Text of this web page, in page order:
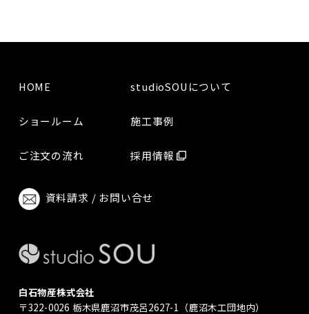
HOME studioSOUについて
ショールーム 施工事例
ご注文の流れ 採用情報
資料請求 / お問い合せ
白石物産株式会社
〒322-0026 栃木県鹿沼市茂呂2627-1（鹿沼木工団地内）